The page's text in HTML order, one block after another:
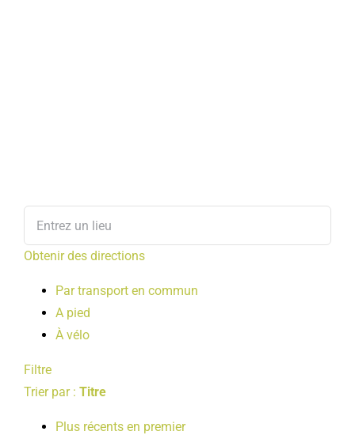
Obtenir des directions
Par transport en commun
A pied
À vélo
Filtre
Trier par : Titre
Plus récents en premier